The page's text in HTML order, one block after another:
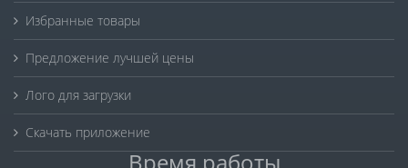
Избранные товары
Предложение лучшей цены
Лого для загрузки
Скачать приложение